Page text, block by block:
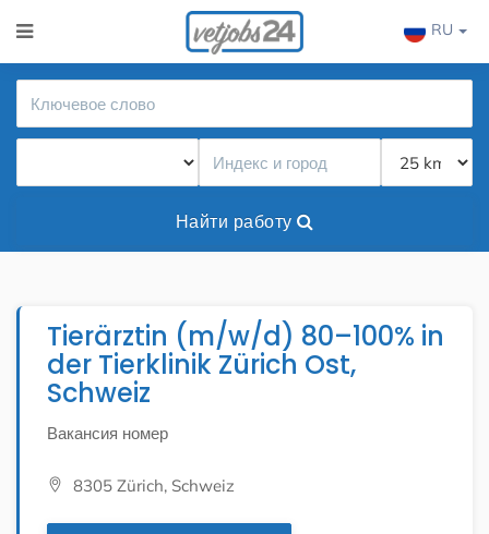
RU
Найти работу
Tierärztin (m/w/d) 80–100% in
der Tierklinik Zürich Ost,
Schweiz
Вакансия номер
8305 Zürich, Schweiz